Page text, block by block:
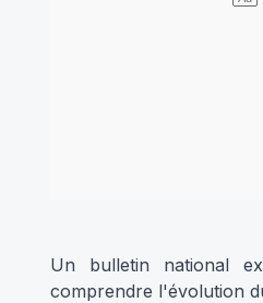
Un bulletin national
comprendre l'évolution